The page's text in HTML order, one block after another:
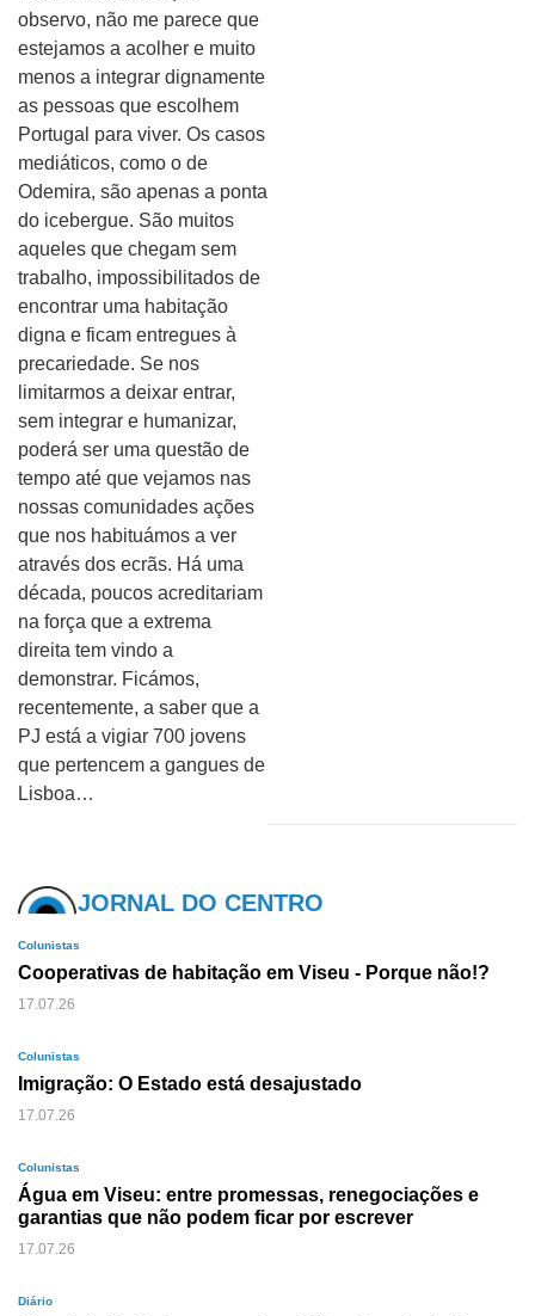
observo, não me parece que
estejamos a acolher e muito
menos a integrar dignamente
as pessoas que escolhem
Portugal para viver. Os casos
mediáticos, como o de
Odemira, são apenas a ponta
do icebergue. São muitos
aqueles que chegam sem
trabalho, impossibilitados de
encontrar uma habitação
digna e ficam entregues à
precariedade. Se nos
limitarmos a deixar entrar,
sem integrar e humanizar,
poderá ser uma questão de
tempo até que vejamos nas
nossas comunidades ações
que nos habituámos a ver
através dos ecrãs. Há uma
década, poucos acreditariam
na força que a extrema
direita tem vindo a
demonstrar. Ficámos,
recentemente, a saber que a
PJ está a vigiar 700 jovens
que pertencem a gangues de
Lisboa…
JORNAL DO CENTRO
Colunistas
Cooperativas de habitação em Viseu - Porque não!?
17.07.26
Colunistas
Imigração: O Estado está desajustado
17.07.26
Colunistas
Água em Viseu: entre promessas, renegociações e
garantias que não podem ficar por escrever
17.07.26
Diário